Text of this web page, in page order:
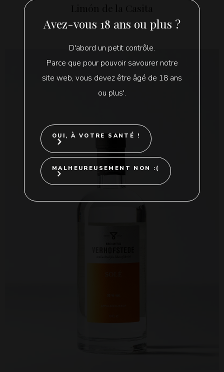
Avez-vous 18 ans ou plus ?
D'abord un petit contrôle.
Parce que pour pouvoir savourer notre
site web, vous devez être âgé de 18 ans
ou plus'.
OUI, À VOTRE SANTÉ !
MALHEUREUSEMENT NON :(